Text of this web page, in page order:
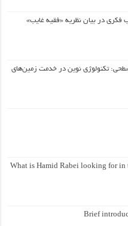
فکری در بیان نظریه «فقیه غایب»
سطحی: تکنولوژی نوین در خدمت زمین‌های
What is Hamid Rabei looking for in
Brief